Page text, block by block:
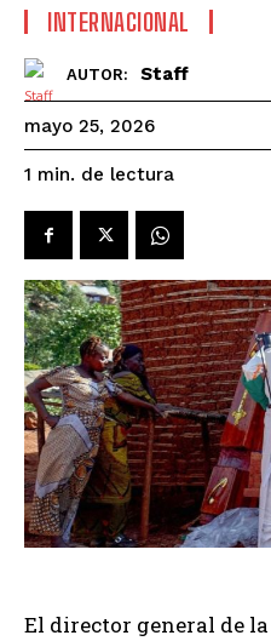
INTERNACIONAL
AUTOR: Staff
mayo 25, 2026
1 min. de lectura
El director general de